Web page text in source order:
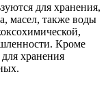
для хранения,
масел, также воды
Кроме
хранения